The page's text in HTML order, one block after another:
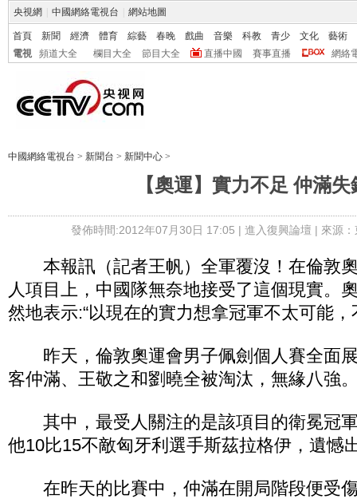
央視網 中國網絡電視台 網站地圖
首頁 新聞 經濟 體育 綜藝 春晚 戲曲 音樂 科教 青少 文化
藝術
電視
頻道大全 欄目大全 節目大全 直播中國 賽事直播 網絡
中國網絡電視台 > 新聞台 > 新聞中心 >
【奧運】實力不足 仲滿失
發佈時間:2012年07月30日 17:05 | 進入復興論壇 | 來源
本報訊（記者王帆）全軍覆沒！在倫敦
人項目上，中國隊無奈地接受了這個現實。
然地表示:“以現在的實力想拿冠軍不太可能
昨天，倫敦奧運會男子佩劍個人賽全面
客仲滿、王敬之和劉曉全被淘汰，無緣八強
其中，最受人關注的是該項目的衛冕冠
他10比15不敵匈牙利選手斯茲拉格伊，遺憾
在昨天的比賽中，仲滿在開局階段便受